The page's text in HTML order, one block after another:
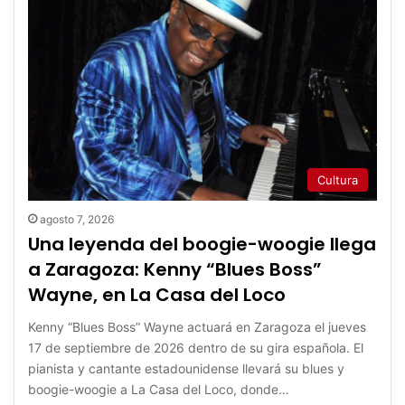
Cultura
agosto 7, 2026
Una leyenda del boogie-woogie llega
a Zaragoza: Kenny “Blues Boss”
Wayne, en La Casa del Loco
Kenny “Blues Boss” Wayne actuará en Zaragoza el jueves
17 de septiembre de 2026 dentro de su gira española. El
pianista y cantante estadounidense llevará su blues y
boogie-woogie a La Casa del Loco, donde…